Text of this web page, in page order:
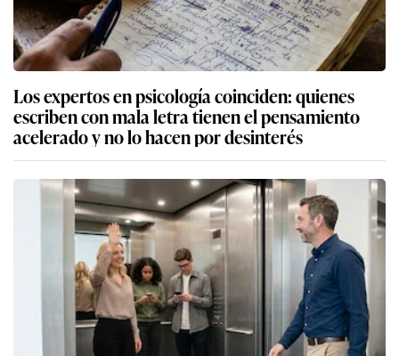
Los expertos en psicología coinciden: quienes
escriben con mala letra tienen el pensamiento
acelerado y no lo hacen por desinterés